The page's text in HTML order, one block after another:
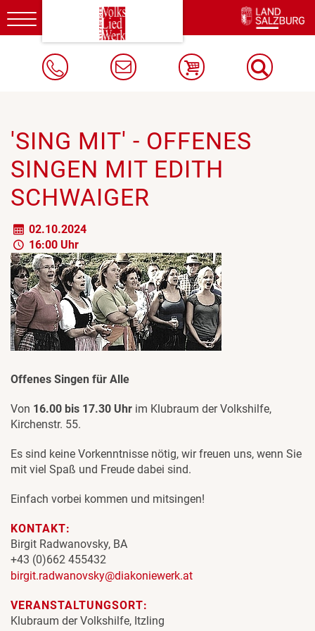
Toggle
navigation
'SING MIT' - OFFENES
SINGEN MIT EDITH
SCHWAIGER
02.10.2024
16:00 Uhr
Offenes Singen für Alle
Von 16.00 bis 17.30 Uhr im Klubraum der Volkshilfe,
Kirchenstr. 55.
Es sind keine Vorkenntnisse nötig, wir freuen uns, wenn Sie
mit viel Spaß und Freude dabei sind.
Einfach vorbei kommen und mitsingen!
KONTAKT:
Birgit Radwanovsky, BA
+43 (0)662 455432
birgit.radwanovsky@diakoniewerk.at
VERANSTALTUNGSORT:
Klubraum der Volkshilfe, Itzling